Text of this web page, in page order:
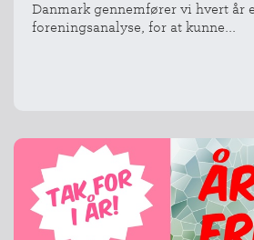
Danmark gennemfører vi hvert år
foreningsanalyse, for at kunne...